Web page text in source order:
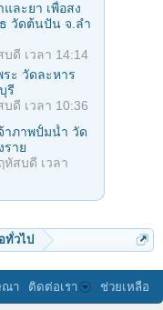
ละยา เพื่อสง
วัดต้นปัน จ.ลํา
ดี เวลา 14:14
ะ วัดละหาร
รี
ดี เวลา 10:36
าภาพปั้มน้ำ วัด
ราย
หัสบดี เวลา
ทั่วไป
ณา ติดต่อเรา ช่วยเหลือ